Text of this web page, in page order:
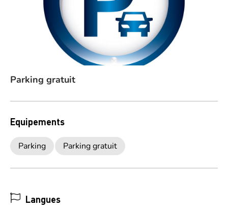
Parking gratuit
Equipements
Parking Parking gratuit
Langues